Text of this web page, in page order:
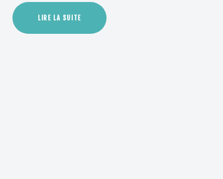
LIRE LA SUITE